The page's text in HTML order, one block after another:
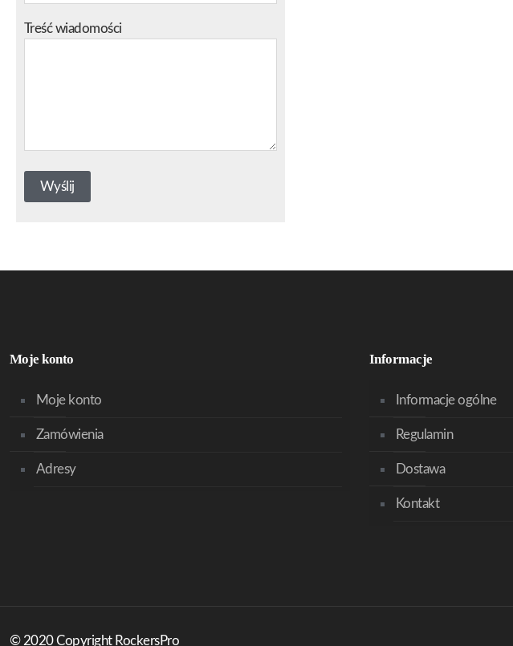
Treść wiadomości
Moje konto
Moje konto
Zamówienia
Adresy
Informacje
Informacje ogólne
Regulamin
Dostawa
Kontakt
© 2020 Copyright RockersPro